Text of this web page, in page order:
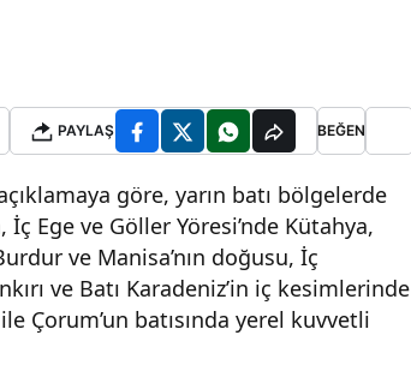
PAYLAŞ BEĞEN
göre, yarın batı bölgelerde
Ege ve Göller Yöresi’nde Kütahya,
ve Manisa’nın doğusu, İç
ve Batı Karadeniz’in iç kesimlerinde
Çorum’un batısında yerel kuvvetli